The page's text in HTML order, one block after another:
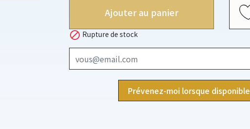
Ajouter au panier
 Rupture de stock
Prévenez-moi lorsque disponible